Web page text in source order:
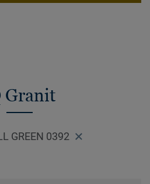
Schritt näher Richtung CO2-
Recyclingfähig auch nach dem
Bodenbeläge erfahren:
Granit
GREEN 0392